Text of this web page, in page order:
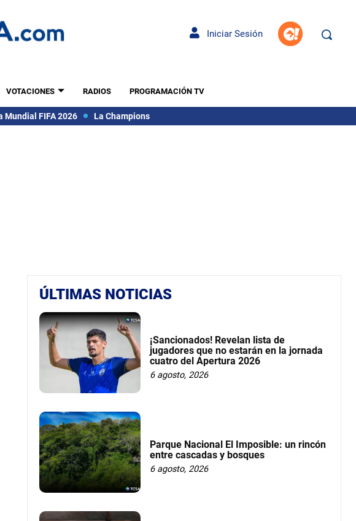
Iniciar Sesión
VOTACIONES RADIOS PROGRAMACIÓN TV
Mundial FIFA 2026 La Champions
ÚLTIMAS NOTICIAS
¡Sancionados! Revelan lista de
jugadores que no estarán en la jornada
cuatro del Apertura 2026
6 agosto, 2026
Parque Nacional El Imposible: un rincón
entre cascadas y bosques
6 agosto, 2026